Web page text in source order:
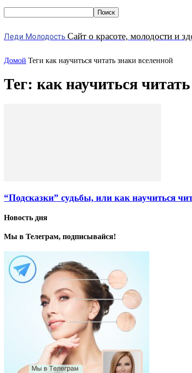
Леди Молодость Сайт о красоте, молодости и
Домой Теги как научиться читать знаки вселенной
Тег: как научиться
“Подсказки” судьбы, или как научиться
Новость дня
Мы в Телеграм, подписывайся!